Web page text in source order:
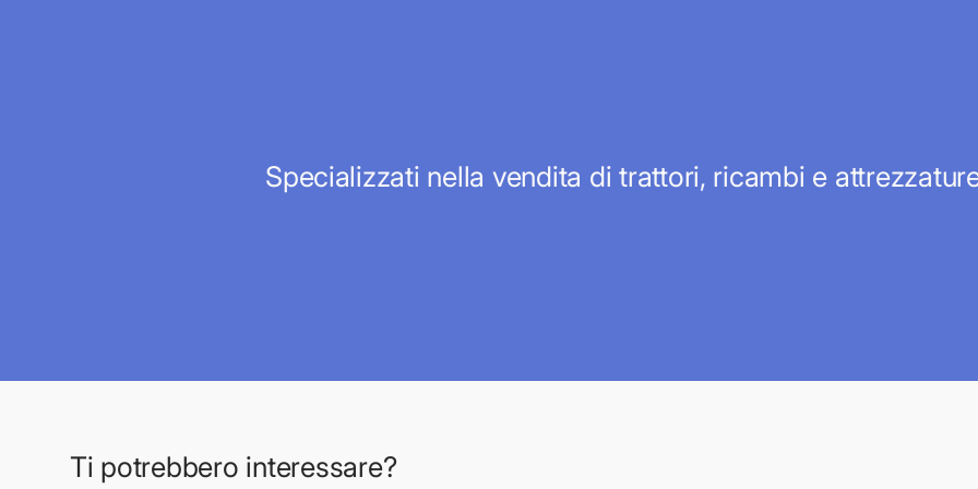
Specializzati nella vendita di trattori, ricambi e
Ti potrebbero interessare?